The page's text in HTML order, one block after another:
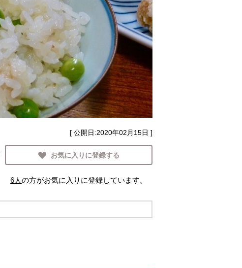
[ 公開日:2020年02月15日 ]
お気に入りに登録する
6人の方がお気に入りに登録しています。